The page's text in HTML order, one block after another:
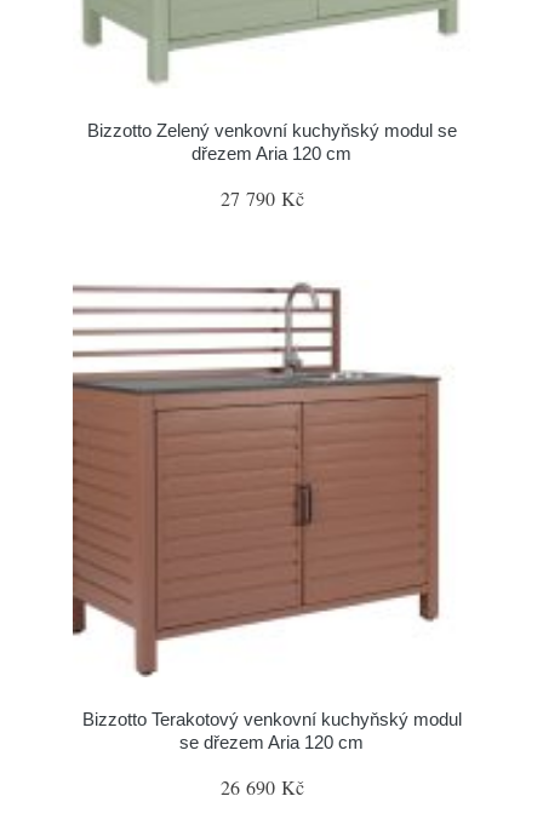
Bizzotto Zelený venkovní kuchyňský modul se
dřezem Aria 120 cm
27 790 Kč
Bizzotto Terakotový venkovní kuchyňský modul
se dřezem Aria 120 cm
26 690 Kč